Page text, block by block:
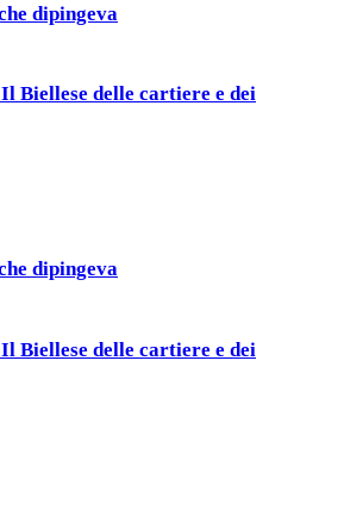
dipingeva
Biellese delle cartiere e dei
dipingeva
Biellese delle cartiere e dei